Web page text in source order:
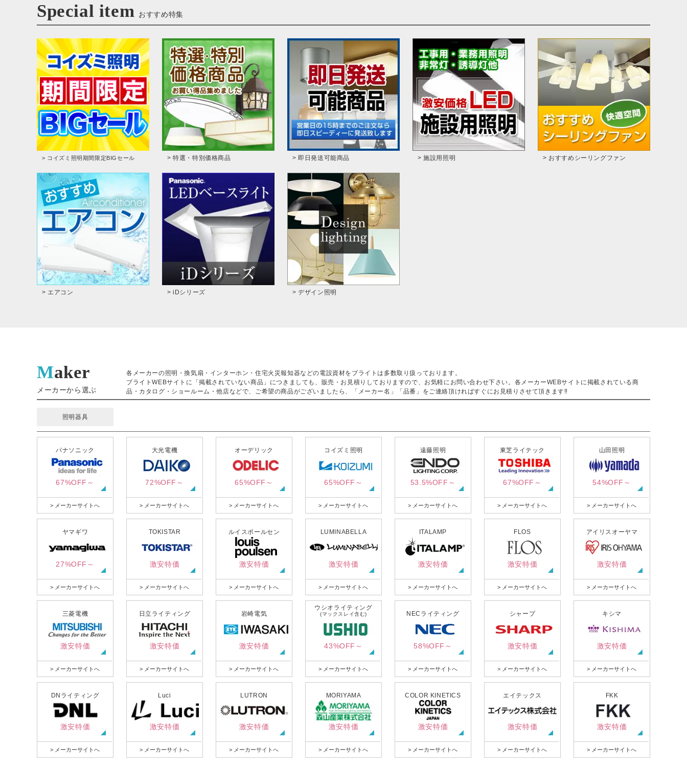
Special item おすすめ特集
> コイズミ照明期間限定BIGセール > 特選・特別価格商品 > 即日発送可能商品 > 施設用照明 > おすすめシーリングファン
> エアコン > iDシリーズ > デザイン照明
Maker
メーカーから選ぶ
各メーカーの照明・換気扇・インターホン・住宅火災報知器などの電設資材をブライトは多数取り扱っております。
ブライトWEBサイトに「掲載されていない商品」につきましても、販売・お見積りしておりますので、お気軽にお問い合わせ下さい。各メーカーWEBサイトに掲載されている商
品・カタログ・ショールーム・他店などで、ご希望の商品がございましたら、「メーカー名」「品番」をご連絡頂ければすぐにお見積りさせて頂きます‼
照明器具
パナソニック
67%OFF～
> メーカーサイトへ
大光電機
72%OFF～
> メーカーサイトへ
オーデリック
65%OFF～
> メーカーサイトへ
コイズミ照明
65%OFF～
> メーカーサイトへ
遠藤照明
53.5%OFF～
> メーカーサイトへ
東芝ライテック
67%OFF～
> メーカーサイトへ
山田照明
54%OFF～
> メーカーサイトへ
ヤマギワ
27%OFF～
> メーカーサイトへ
TOKISTAR
激安特価
> メーカーサイトへ
ルイスポールセン
激安特価
> メーカーサイトへ
LUMINABELLA
激安特価
> メーカーサイトへ
ITALAMP
激安特価
> メーカーサイトへ
FLOS
激安特価
> メーカーサイトへ
アイリスオーヤマ
激安特価
> メーカーサイトへ
三菱電機
激安特価
> メーカーサイトへ
日立ライティング
激安特価
> メーカーサイトへ
岩崎電気
激安特価
> メーカーサイトへ
ウシオライティング
(マックスレイ含む)
43%OFF～
> メーカーサイトへ
NECライティング
58%OFF～
> メーカーサイトへ
シャープ
激安特価
> メーカーサイトへ
キシマ
激安特価
> メーカーサイトへ
DNライティング
激安特価
> メーカーサイトへ
Luci
激安特価
> メーカーサイトへ
LUTRON
激安特価
> メーカーサイトへ
MORIYAMA
激安特価
> メーカーサイトへ
COLOR KINETICS
激安特価
> メーカーサイトへ
エイテックス
激安特価
> メーカーサイトへ
FKK
激安特価
> メーカーサイトへ